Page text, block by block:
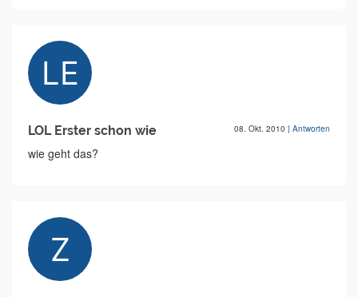
LOL Erster schon wie 08. Okt. 2010 | Antworten
wie geht das?